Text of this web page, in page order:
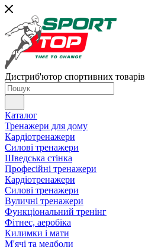
Дистриб'ютор спортивних товарів
Каталог
Тренажери для дому
Кардіотренажери
Силові тренажери
Шведська стінка
Професійні тренажери
Кардіотренажери
Силові тренажери
Вуличні тренажери
Функціональний тренінг
Фітнес, аеробіка
Килимки і мати
М'ячі та медболи